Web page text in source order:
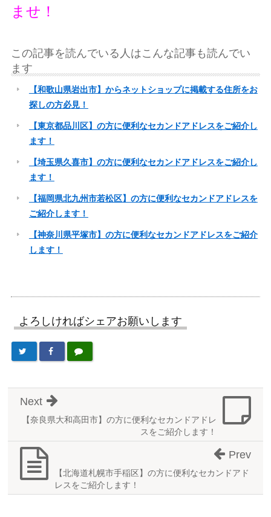
ませ！
この記事を読んでいる人はこんな記事も読んでい
ます
【和歌山県岩出市】からネットショップに掲載する住所をお
探しの方必見！
【東京都品川区】の方に便利なセカンドアドレスをご紹介し
ます！
【埼玉県久喜市】の方に便利なセカンドアドレスをご紹介し
ます！
【福岡県北九州市若松区】の方に便利なセカンドアドレスを
ご紹介します！
【神奈川県平塚市】の方に便利なセカンドアドレスをご紹介
します！
よろしければシェアお願いします
【奈良県大和高田市】の方に便利なセカンドアドレ
スをご紹介します！
Next
【北海道札幌市手稲区】の方に便利なセカンドアド
レスをご紹介します！
Prev